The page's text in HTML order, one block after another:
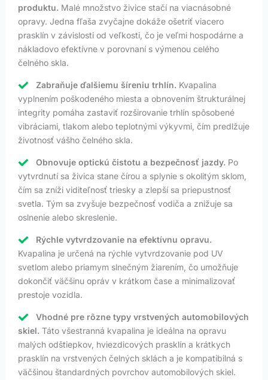
produktu. Malé množstvo živice stačí na viacnásobné
opravy. Jedna fľaša zvyčajne dokáže ošetriť viacero
prasklín v závislosti od veľkosti, čo je veľmi hospodárne a
nákladovo efektívne v porovnaní s výmenou celého
čelného skla.
Zabraňuje ďalšiemu šíreniu trhlín. Kvapalina
vyplnením poškodeného miesta a obnovením štrukturálnej
integrity pomáha zastaviť rozširovanie trhlín spôsobené
vibráciami, tlakom alebo teplotnými výkyvmi, čím predlžuje
životnosť vášho čelného skla.
Obnovuje optickú čistotu a bezpečnosť jazdy. Po
vytvrdnutí sa živica stane čírou a splynie s okolitým sklom,
čím sa zníži viditeľnosť triesky a zlepší sa priepustnosť
svetla. Tým sa zvyšuje bezpečnosť vodiča a znižuje sa
oslnenie alebo skreslenie.
Rýchle vytvrdzovanie na efektívnu opravu.
Kvapalina je určená na rýchle vytvrdzovanie pod UV
svetlom alebo priamym slnečným žiarením, čo umožňuje
dokončiť väčšinu opráv v krátkom čase a minimalizovať
prestoje vozidla.
Vhodné pre rôzne typy vrstvených automobilových
skiel. Táto všestranná kvapalina je ideálna na opravu
malých odštiepkov, hviezdicových prasklín a krátkych
prasklín na vrstvených čelných sklách a je kompatibilná s
väčšinou štandardných povrchov automobilových skiel.